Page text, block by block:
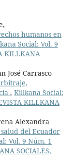
humanos en
Social: Vol. 9
KILLKANA
José Carrasco
, Killkana Social:
KILLKANA
Alexandra
del Ecuador
Vol. 9 Núm. 1
SOCIALES,